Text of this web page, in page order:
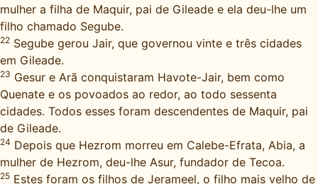
mulher a filha de Maquir, pai de Gileade e ela deu-lhe um
filho chamado Segube.
22 Segube gerou Jair, que governou vinte e três cidades
em Gileade.
23 Gesur e Arã conquistaram Havote-Jair, bem como
Quenate e os povoados ao redor, ao todo sessenta
cidades. Todos esses foram descendentes de Maquir, pai
de Gileade.
24 Depois que Hezrom morreu em Calebe-Efrata, Abia, a
mulher de Hezrom, deu-lhe Asur, fundador de Tecoa.
25 Estes foram os filhos de Jerameel, o filho mais velho de